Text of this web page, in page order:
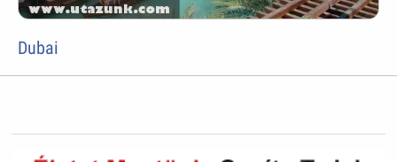
Dubai